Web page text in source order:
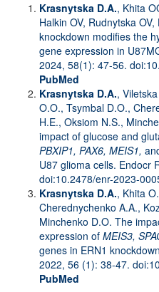
Krasnytska D.A., Khita
Halkin OV, Rudnytska
knockdown modifies the
gene expression in
2024, 58(1): 47-56.
PubMed
Krasnytska D.A.,
O.O., Tsymbal D.O.,
H.E., Oksiom N.S.,
impact of glucose and
PBXIP1, PAX6, MEIS1,
U87 glioma cells. Endocr
doi:10.2478/enr-2023-
Krasnytska D.A., Khita
Cherednychenko A.A.,
Minchenko D.O. The
expression of MEIS3,
genes in ERN1
2022, 56 (1): 38-47.
PubMed